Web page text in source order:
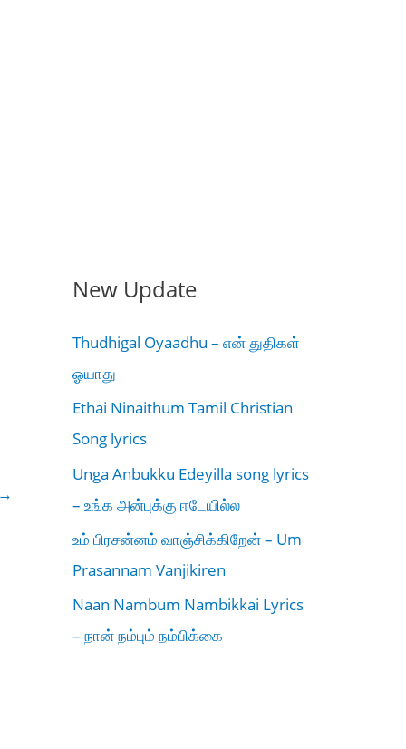
→
New Update
Thudhigal Oyaadhu – என் துதிகள்
ஓயாது
Ethai Ninaithum Tamil Christian
Song lyrics
Unga Anbukku Edeyilla song lyrics
– உங்க அன்புக்கு ஈடேயில்ல
உம் பிரசன்னம் வாஞ்சிக்கிறேன் – Um
Prasannam Vanjikiren
Naan Nambum Nambikkai Lyrics
– நான் நம்பும் நம்பிக்கை